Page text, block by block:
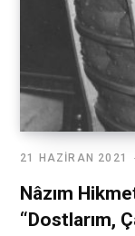
21 HAZIRAN 2021
Nâzım
“Dostlarım,